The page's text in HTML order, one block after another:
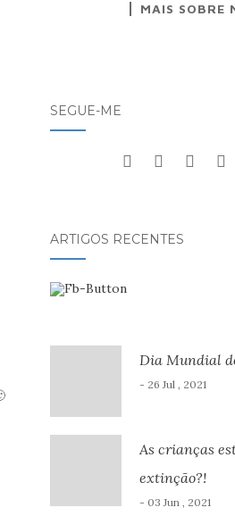
MAIS SOBRE
SEGUE-ME
ARTIGOS RECENTES
Dia Mundial
- 26 Jul , 2021
As crianças
extinção?!
- 03 Jun , 2021